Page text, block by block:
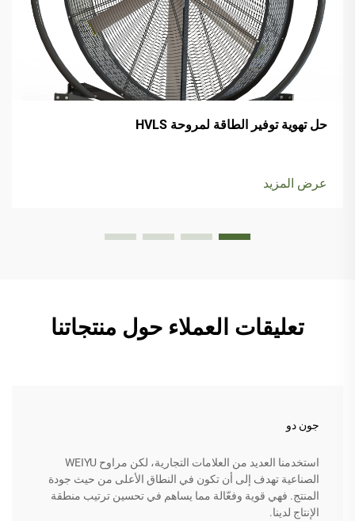
حل تهوية توفير الطاقة لمروحة HVLS
عرض المزيد
تعليقات العملاء حول منتجاتنا
جون دو
استخدمنا العديد من العلامات التجارية، لكن مراوح WEIYU
الصناعية تهدف إلى أن تكون في النطاق الأعلى من حيث جودة
المنتج. فهي قوية وفعّالة مما يساهم في تحسين ترتيب منطقة
الإنتاج لدينا.